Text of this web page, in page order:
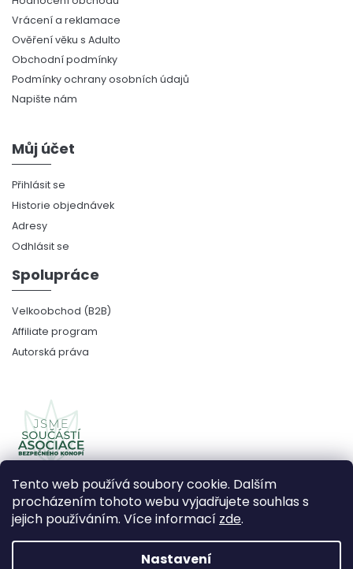
Tento web používá soubory cookie. Dalším
procházením tohoto webu vyjadřujete souhlas s
jejich používáním. Více informací zde.
Nastavení
Vrácení a reklamace
Ověření věku s Adulto
Obchodní podmínky
Podmínky ochrany osobních údajů
Napište nám
Můj účet
Přihlásit se
Historie objednávek
Adresy
Odhlásit se
Spolupráce
Velkoobchod (B2B)
Affiliate program
Autorská práva